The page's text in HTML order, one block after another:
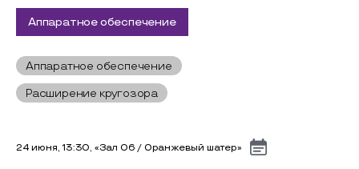
Аппаратное обеспечение
Аппаратное обеспечение
Расширение кругозора
24 июня, 13:30, «Зал 06 / Оранжевый шатер»